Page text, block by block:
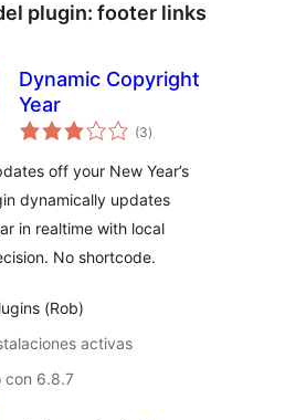
plugin: footer links
Dynamic Copyright
Year
(3total
de
)
off your New Year’s
dynamically updates
in realtime with local
No shortcode.
(Rob)
activas
con 6.8.7